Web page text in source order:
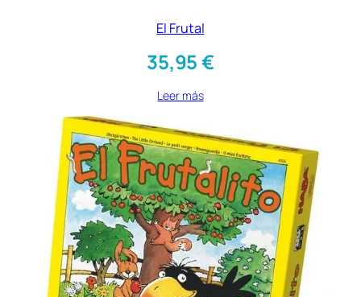
El Frutal
35,95€
Leer más